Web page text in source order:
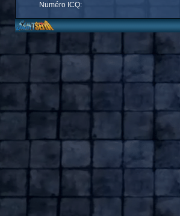
Numéro ICQ: